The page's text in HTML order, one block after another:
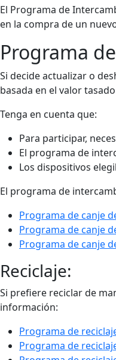
El Programa de
en la compra de un
Programa
Si decide actualizar o
basada en el valor
Tenga en cuenta que:
Para participar,
El programa de
Los dispositivos
El programa de
Programa de canje
Programa de canje
Programa de canje
Reciclaje:
Si prefiere reciclar de
información:
Programa de
Programa de